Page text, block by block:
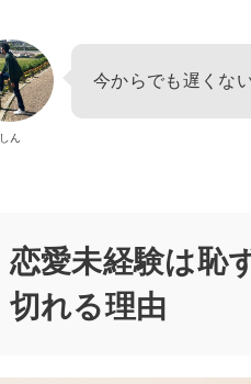
しん
今からでも遅くな
恋愛未経験は恥
切れる理由